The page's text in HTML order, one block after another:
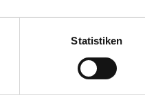
Statistiken
Stud Earrings · F1330G
Solitaire · Paris ·
585 · Brillant 0,05ct H/SI
UVP: € 479,00